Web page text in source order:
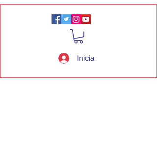
Iniciar sesión